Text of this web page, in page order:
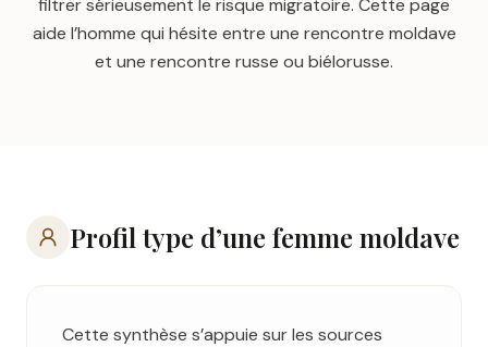
filtrer sérieusement le risque migratoire. Cette page
aide l’homme qui hésite entre une rencontre moldave
et une rencontre russe ou biélorusse.
Profil type d’une femmemoldave
Cette synthèse s’appuie sur les sources